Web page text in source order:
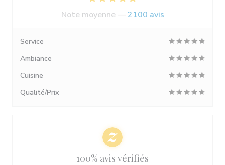
Note moyenne —2100 avis
Service
Ambiance
Cuisine
Qualité/Prix
100% avis vérifiés